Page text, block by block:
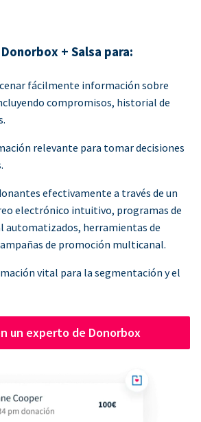
+ Salsa para:
fácilmente información sobre
compromisos, historial de
relevante para tomar decisiones
efectivamente a través de un
electrónico intuitivo, programas de
automatizados, herramientas de
de promoción multicanal.
vital para la segmentación y el
un experto de Donorbox